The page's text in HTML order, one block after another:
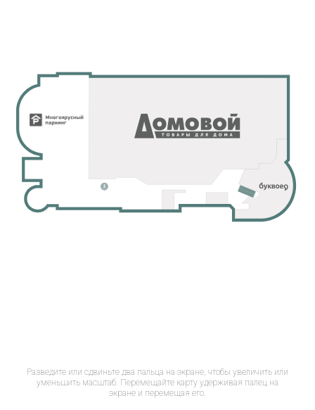
Разведите или сдвиньте два пальца на экране, чтобы увеличить или
уменьшить масштаб. Перемещайте карту удерживая палец на
экране и перемещая его.